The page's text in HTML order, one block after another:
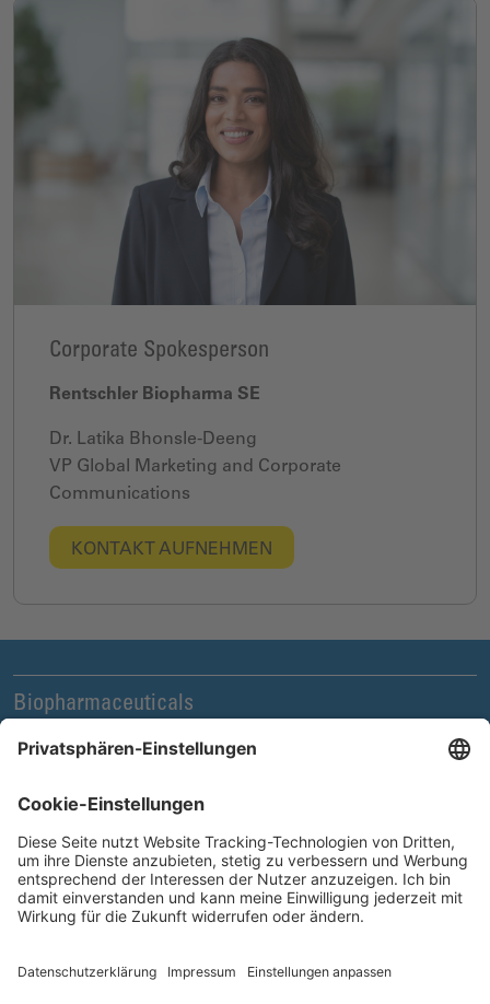
Corporate Spokesperson
Rentschler Biopharma SE
Dr. Latika Bhonsle-Deeng
VP Global Marketing and Corporate
Communications
KONTAKT AUFNEHMEN
Biopharmaceuticals
Legal und Compliance
Unternehmen